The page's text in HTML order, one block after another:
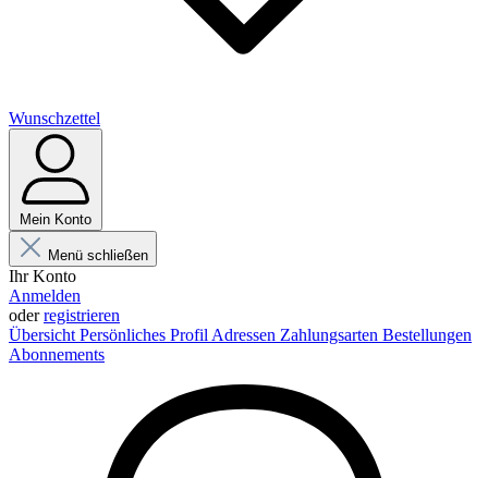
Wunschzettel
Mein Konto
Menü schließen
Ihr Konto
Anmelden
oderregistrieren
Übersicht Persönliches Profil Adressen Zahlungsarten Bestellungen
Abonnements